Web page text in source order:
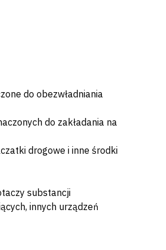
do obezwładniania
do zakładania na
drogowe i inne środki
substancji
innych urządzeń